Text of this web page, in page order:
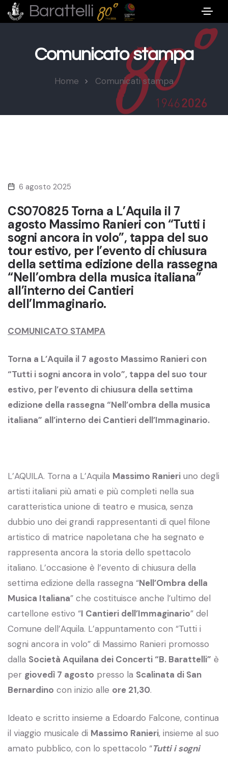
Barattelli
Comunicato stampa
Home Comunicati stampa
6 agosto 2025
CS070825 Torna a L’Aquila il 7
agosto Massimo Ranieri con “Tutti i
sogni ancora in volo”, tappa del suo
tour estivo, per l’evento di chiusura
della settima edizione della rassegna
“Nell’ombra della musica italiana”
all’interno dei Cantieri
dell’Immaginario.
COMUNICATO STAMPA
Torna a L’Aquila il 7 agosto Massimo Ranieri con
“Tutti i sogni ancora in volo”, tappa del suo tour
estivo, per l’evento di chiusura della settima
edizione della rassegna “Nell’ombra della musica
italiana” all’interno dei Cantieri dell’Immaginario.
L’AQUILA. Torna a L’Aquila Massimo Ranieri uno degli
artisti italiani più amati e più completi nella sua
caratteristica unione di teatro e musica, senza
dubbio uno dei grandi rappresentanti di quel filone
artistico di matrice napoletana che ha segnato e
rappresenta ancora la storia dello spettacolo
italiano. L’occasione è l’evento di chiusura della
settima edizione della rassegna “Nell’Ombra della
Musica Italiana” che costituisce anche l’ultimo del
cartellone estivo “I Cantieri dell’Immaginario” del
Comune dell’Aquila. L’appuntamento con “Tutti i
sogni ancora in volo” di Massimo Ranieri promosso
dalla Società Aquilana dei Concerti “B. Barattelli” è
per giovedì 7 agosto presso la Scalinata di San
Bernardino con inizio alle ore 21,30.
Ideato e scritto insieme a Edoardo Falcone, continua
il viaggio musicale di Massimo Ranieri, insieme al suo
amato pubblico, con lo spettacolo “Tutti i sogni